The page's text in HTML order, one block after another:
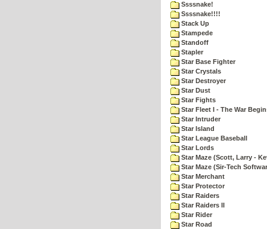
Ssssnake!
Ssssnake!!!!
Stack Up
Stampede
Standoff
Stapler
Star Base Fighter
Star Crystals
Star Destroyer
Star Dust
Star Fights
Star Fleet I - The War
Star Intruder
Star Island
Star League Baseball
Star Lords
Star Maze (Scott, Larry -
Star Maze (Sir-Tech
Star Merchant
Star Protector
Star Raiders
Star Raiders II
Star Rider
Star Road